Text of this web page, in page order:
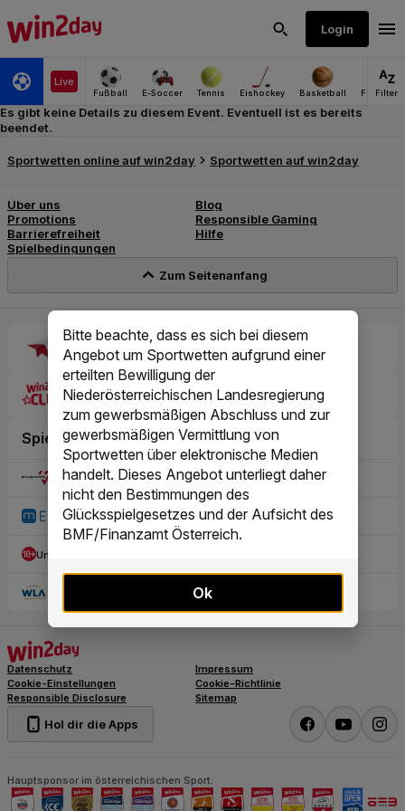
Bitte beachte, dass es sich bei diesem
Angebot um Sportwetten aufgrund einer
erteilten Bewilligung der
Niederösterreichischen Landesregierung
zum gewerbsmäßigen Abschluss und zur
gewerbsmäßigen Vermittlung von
Sportwetten über elektronische Medien
handelt. Dieses Angebot unterliegt daher
nicht den Bestimmungen des
Glücksspielgesetzes und der Aufsicht des
BMF/Finanzamt Österreich.
Ok
Es gibt keine Details zu diesem Event. Eventuell ist es bereits
beendet.